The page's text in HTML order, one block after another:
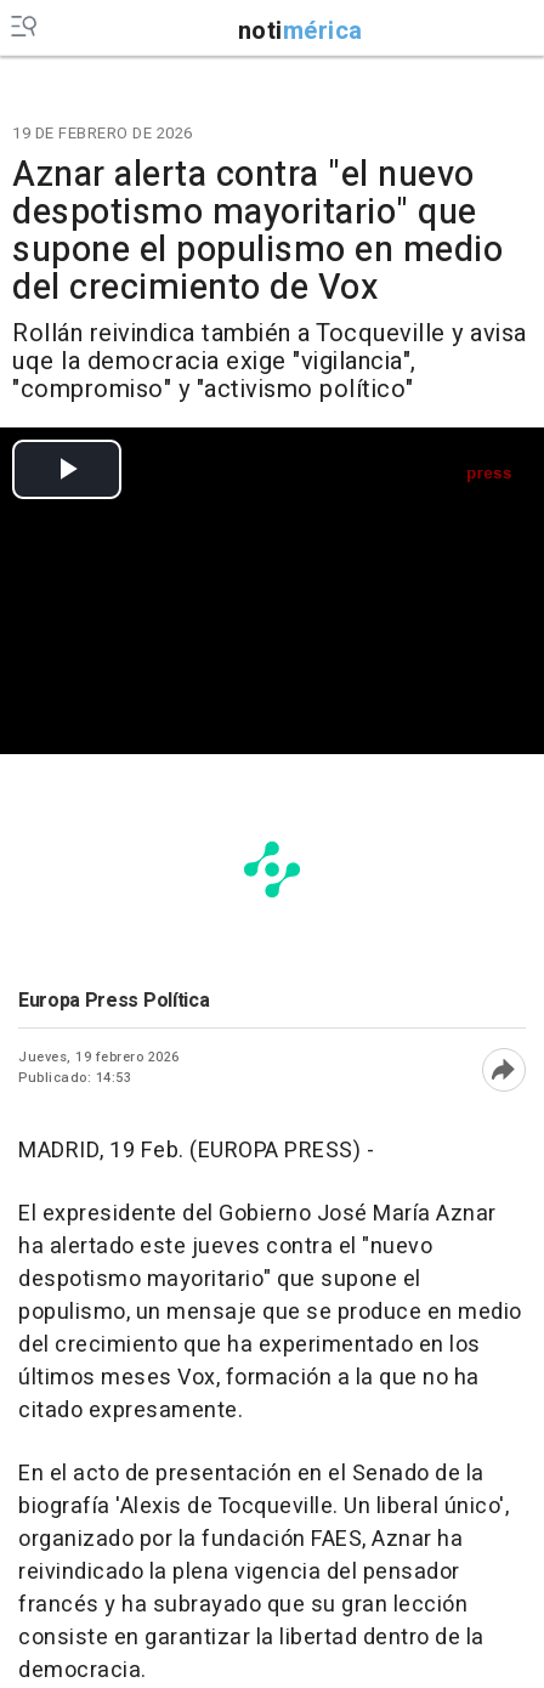
notimérica
19 DE FEBRERO DE 2026
Aznar alerta contra "el nuevo
despotismo mayoritario" que
supone el populismo en medio
del crecimiento de Vox
Rollán reivindica también a Tocqueville y avisa
uqe la democracia exige "vigilancia",
"compromiso" y "activismo político"
Europa Press Política
Jueves, 19 febrero 2026
Publicado: 14:53
MADRID, 19 Feb. (EUROPA PRESS) -
El expresidente del Gobierno José María Aznar
ha alertado este jueves contra el "nuevo
despotismo mayoritario" que supone el
populismo, un mensaje que se produce en medio
del crecimiento que ha experimentado en los
últimos meses Vox, formación a la que no ha
citado expresamente.
En el acto de presentación en el Senado de la
biografía 'Alexis de Tocqueville. Un liberal único',
organizado por la fundación FAES, Aznar ha
reivindicado la plena vigencia del pensador
francés y ha subrayado que su gran lección
consiste en garantizar la libertad dentro de la
democracia.